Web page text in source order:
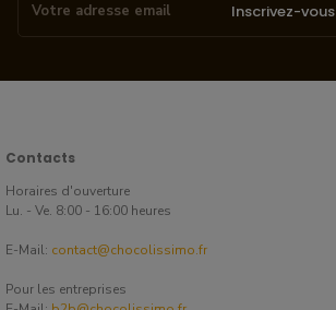
Inscrivez-vous
Contacts
Horaires d'ouverture
Lu. - Ve. 8:00 - 16:00 heures
E-Mail: contact@chocolissimo.fr
Pour les entreprises